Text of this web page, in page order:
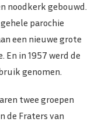
noodkerk gebouwd.
parochie
een nieuwe grote
En in 1957 werd de
genomen.
twee groepen
de Fraters van